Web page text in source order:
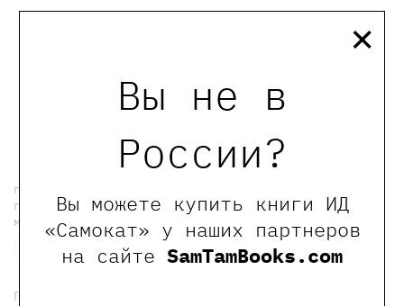
Вы не в
России?
Вы можете купить книги ИД
«Самокат» у наших партнеров
на сайте SamTamBooks.com
×
← Предыдущая новость
новости Самоката
подпишитесь на рассылку, чтобы еженедельно
получать индивидуальные скидки на наши книги и
мероприятия
Политика конфиденциальности